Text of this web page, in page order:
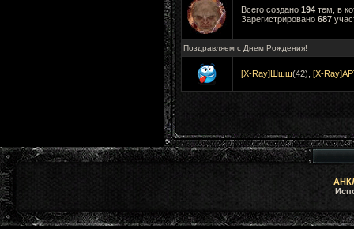
Всего создано 194 тем, в
Зарегистрировано 687
Поздравляем с Днем Рождения!
[X-Ray]Шшш(42) [X-